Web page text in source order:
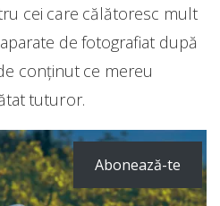
cei care călătoresc mult
de fotografiat după
conținut ce mereu
tuturor.
Abonează-te